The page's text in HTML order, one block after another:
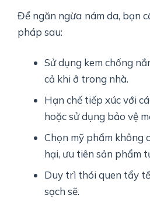
Để ngăn ngừa nám da, bạn
pháp sau:
Sử dụng kem chống
cả khi ở trong nhà.
Hạn chế tiếp xúc với
hoặc sử dụng bảo vệ
Chọn mỹ phẩm không
hại, ưu tiên sản phẩm
Duy trì thói quen tẩy
sạch sẽ.